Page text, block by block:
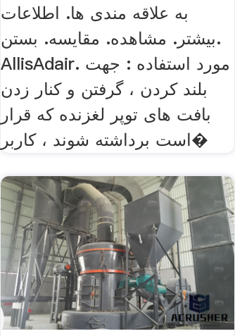
به علاقه مندی ها. اطلاعات
بیشتر. مشاهده. مقایسه. بستن.
AllisAdair. مورد استفاده : جهت
بلند کردن ، گرفتن و کنار زدن
بافت های توپر لغزنده که قرار
است برداشته شوند ، کاربر�